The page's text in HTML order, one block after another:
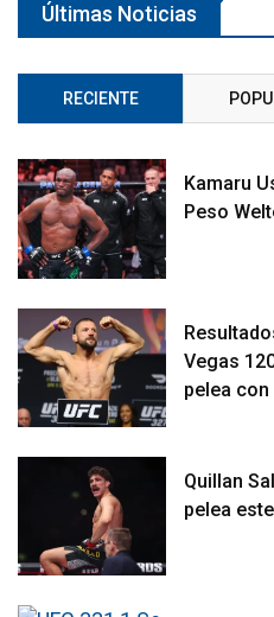
Últimas Noticias
RECIENTE
Kamaru
Peso
Vegas
pelea con
Quillan
pelea